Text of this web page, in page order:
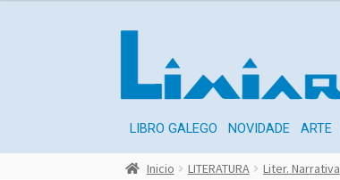
LIBRO GALEGO NOVIDADE ARTE
Inicio LITERATURA Liter. Narrativa